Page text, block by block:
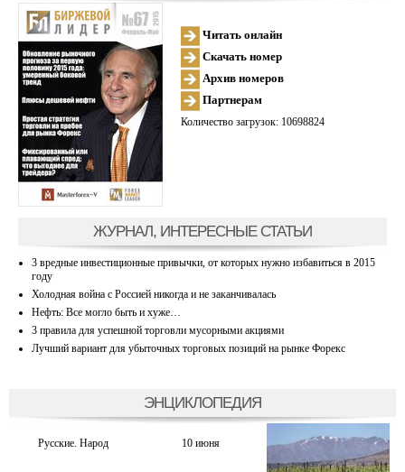
Читать онлайн
Скачать номер
Архив номеров
Партнерам
Количество загрузок: 10698824
ЖУРНАЛ, ИНТЕРЕСНЫЕ СТАТЬИ
3 вредные инвестиционные привычки, от которых нужно избавиться в 2015
году
Холодная война с Россией никогда и не заканчивалась
Нефть: Все могло быть и хуже…
3 правила для успешной торговли мусорными акциями
Лучший вариант для убыточных торговых позиций на рынке Форекс
ЭНЦИКЛОПЕДИЯ
Русские. Народ 10 июня